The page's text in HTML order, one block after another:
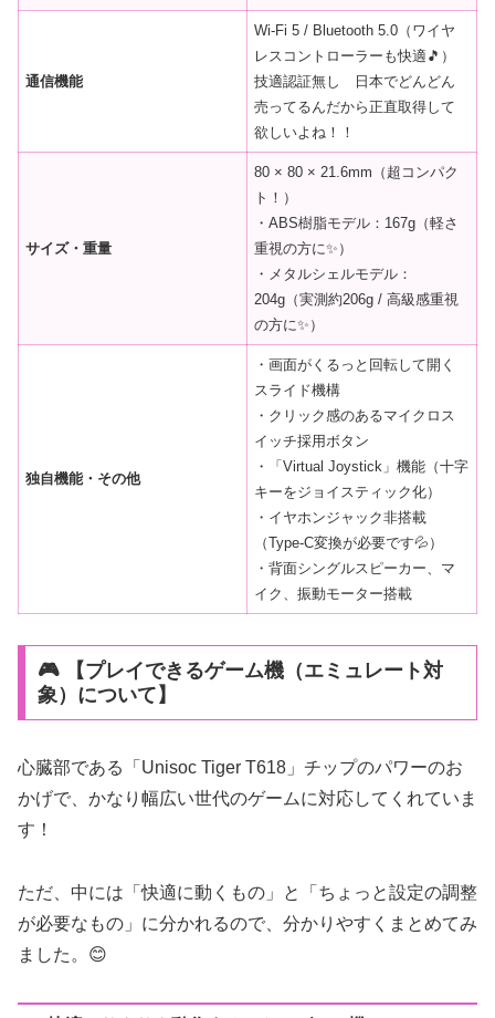
通信機能
Wi-Fi 5 / Bluetooth 5.0（ワイヤ
レスコントローラーも快適🎵）
技適認証無し 日本でどんどん
売ってるんだから正直取得して
欲しいよね！！
サイズ・重量
80 × 80 × 21.6mm（超コンパク
ト！）
・ABS樹脂モデル：167g（軽さ
重視の方に✨）
・メタルシェルモデル：
204g（実測約206g / 高級感重視
の方に✨）
独自機能・その他
・画面がくるっと回転して開く
スライド機構
・クリック感のあるマイクロス
イッチ採用ボタン
・「Virtual Joystick」機能（十字
キーをジョイスティック化）
・イヤホンジャック非搭載
（Type-C変換が必要です💦）
・背面シングルスピーカー、マ
イク、振動モーター搭載
🎮 【プレイできるゲーム機（エミュレート対
象）について】
心臓部である「Unisoc Tiger T618」チップのパワーのお
かげで、かなり幅広い世代のゲームに対応してくれていま
す！
ただ、中には「快適に動くもの」と「ちょっと設定の調整
が必要なもの」に分かれるので、分かりやすくまとめてみ
ました。😊